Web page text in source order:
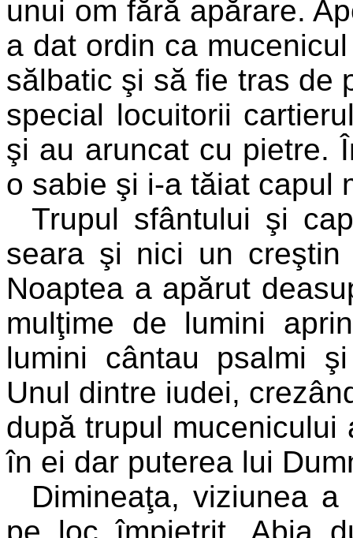
unui om fără apărare.
a dat ordin ca
sălbatic şi să fie tras de
special locuitorii
şi au aruncat cu pietre.
o sabie şi i-a tăiat capul
Trupul sfântului şi
seara şi nici un
Noaptea a apărut
mulţime de lumini
lumini cântau psalmi
Unul dintre iudei,
după trupul
în ei dar puterea lui
Dimineaţa, viziunea